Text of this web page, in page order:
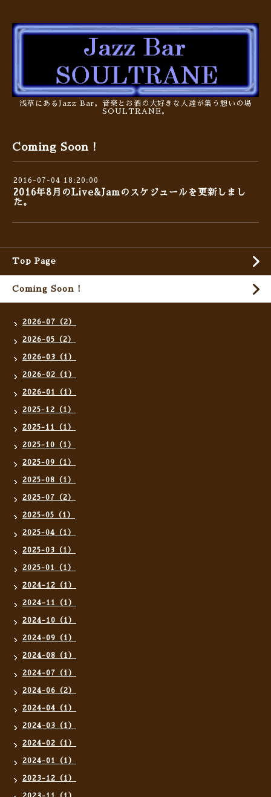
浅草にあるJazz Bar。音楽とお酒の大好きな人達が集う憩いの場
SOULTRANE。
Coming Soon !
2016-07-04 18:20:00
2016年8月のLive&Jamのスケジュールを更新しまし
た。
Top Page
Coming Soon !
2026-07（2）
2026-05（2）
2026-03（1）
2026-02（1）
2026-01（1）
2025-12（1）
2025-11（1）
2025-10（1）
2025-09（1）
2025-08（1）
2025-07（2）
2025-05（1）
2025-04（1）
2025-03（1）
2025-01（1）
2024-12（1）
2024-11（1）
2024-10（1）
2024-09（1）
2024-08（1）
2024-07（1）
2024-06（2）
2024-04（1）
2024-03（1）
2024-02（1）
2024-01（1）
2023-12（1）